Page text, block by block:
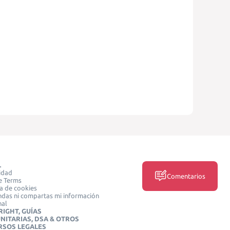
Terms
de cookies
ni compartas mi información
GUÍAS
DSA & OTROS
LEGALES
Comentarios